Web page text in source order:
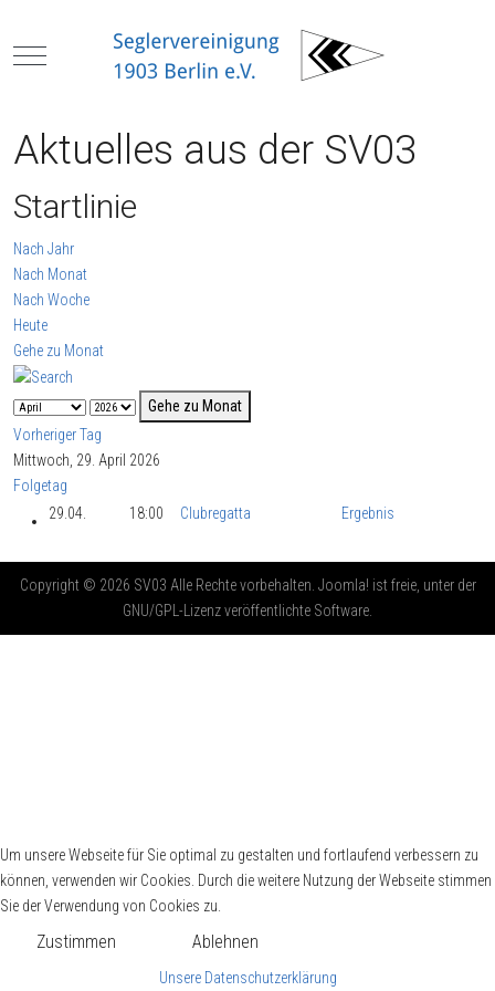
Mobile Menu Toggle
Aktuelles aus der SV03
Startlinie
Nach Jahr
Nach Monat
Nach Woche
Heute
Gehe zu Monat
Gehe zu Monat
Vorheriger Tag
Mittwoch, 29. April 2026
Folgetag
29.04.
18:00 Clubregatta Ergebnis
Copyright © 2026 SV03 Alle Rechte vorbehalten. Joomla! ist freie, unter der
GNU/GPL-Lizenz veröffentlichte Software.
Um unsere Webseite für Sie optimal zu gestalten und fortlaufend verbessern zu
können, verwenden wir Cookies. Durch die weitere Nutzung der Webseite stimmen
Sie der Verwendung von Cookies zu.
Zustimmen Ablehnen
Unsere Datenschutzerklärung